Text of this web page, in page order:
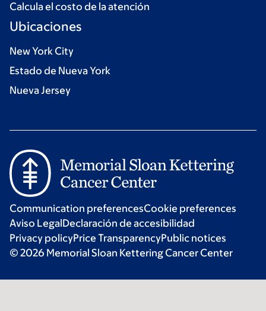
Calcula el costo de la atención
Ubicaciones
New York City
Estado de Nueva York
Nueva Jersey
Communication preferencesCookie preferences
Aviso LegalDeclaración de accesibilidad
Privacy policyPrice TransparencyPublic notices
© 2026 Memorial Sloan Kettering Cancer Center